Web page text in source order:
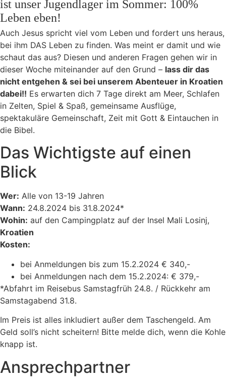
ist unser Jugendlager im Sommer: 100%
Leben eben!
Auch Jesus spricht viel vom Leben und fordert uns heraus,
bei ihm DAS Leben zu finden. Was meint er damit und wie
schaut das aus? Diesen und anderen Fragen gehen wir in
dieser Woche miteinander auf den Grund – lass dir das
nicht entgehen & sei bei unserem Abenteuer in Kroatien
dabei!! Es erwarten dich 7 Tage direkt am Meer, Schlafen
in Zelten, Spiel & Spaß, gemeinsame Ausflüge,
spektakuläre Gemeinschaft, Zeit mit Gott & Eintauchen in
die Bibel.
Das Wichtigste auf einen
Blick
Wer: Alle von 13-19 Jahren
Wann: 24.8.2024 bis 31.8.2024*
Wohin: auf den Campingplatz auf der Insel Mali Losinj,
Kroatien
Kosten:
bei Anmeldungen bis zum 15.2.2024 € 340,-
bei Anmeldungen nach dem 15.2.2024: € 379,-
*Abfahrt im Reisebus Samstagfrüh 24.8. / Rückkehr am
Samstagabend 31.8.
Im Preis ist alles inkludiert außer dem Taschengeld. Am
Geld soll’s nicht scheitern! Bitte melde dich, wenn die Kohle
knapp ist.
Ansprechpartner